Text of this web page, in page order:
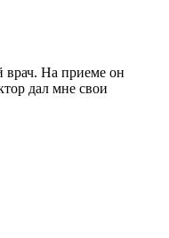
На приеме он
дал мне свои